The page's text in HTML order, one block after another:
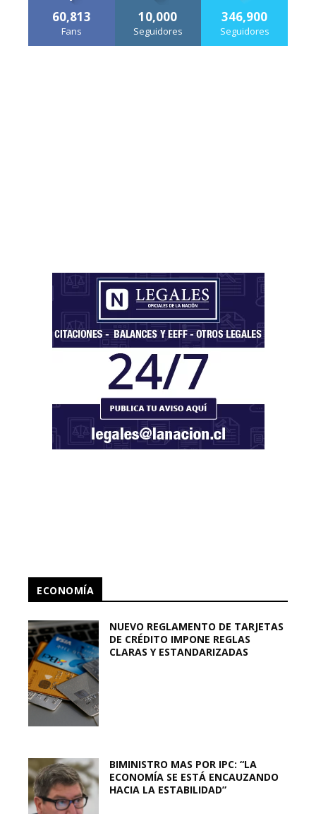
60,813
Fans
10,000
Seguidores
346,900
Seguidores
ECONOMÍA
NUEVO REGLAMENTO DE TARJETAS
DE CRÉDITO IMPONE REGLAS
CLARAS Y ESTANDARIZADAS
BIMINISTRO MAS POR IPC: “LA
ECONOMÍA SE ESTÁ ENCAUZANDO
HACIA LA ESTABILIDAD”